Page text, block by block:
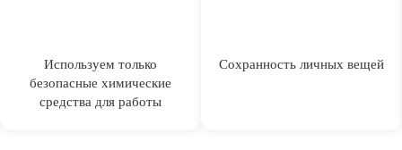
Используем только
безопасные химические
средства для работы
Сохранность личных вещей